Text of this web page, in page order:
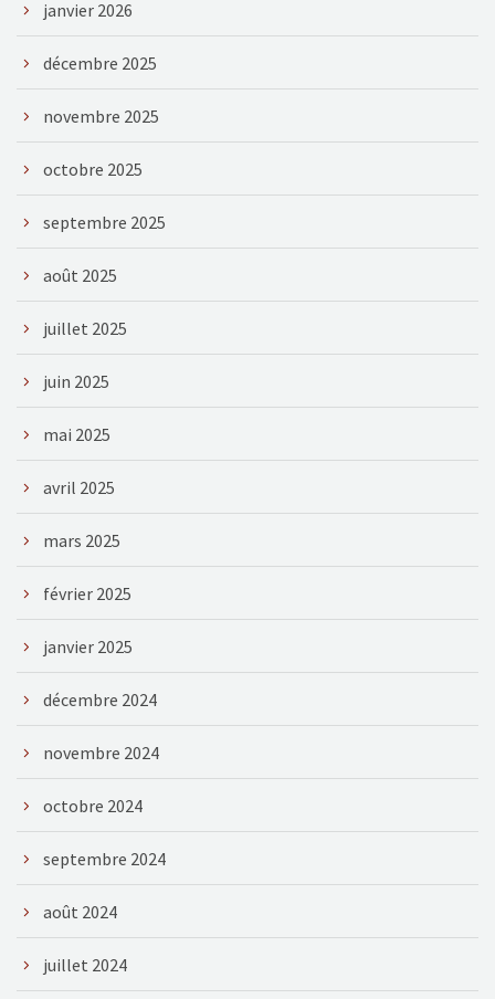
janvier 2026
décembre 2025
novembre 2025
octobre 2025
septembre 2025
août 2025
juillet 2025
juin 2025
mai 2025
avril 2025
mars 2025
février 2025
janvier 2025
décembre 2024
novembre 2024
octobre 2024
septembre 2024
août 2024
juillet 2024